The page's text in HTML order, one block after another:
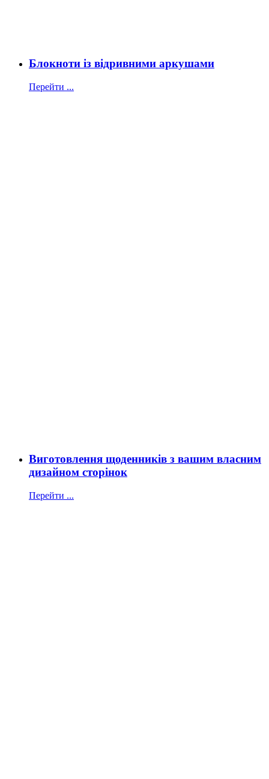
Блокноти із відривними аркушами
Перейти ...
Виготовлення щоденників з вашим власним
дизайном сторінок
Перейти ...